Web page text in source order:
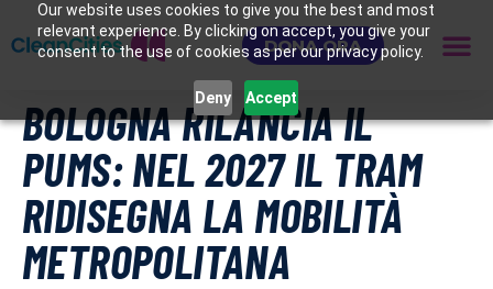
Our website uses cookies to give you the best and most
relevant experience. By clicking on accept, you give your
consent to the use of cookies as per our privacy policy.
Deny Accept
DONA ORA
BOLOGNA RILANCIA IL
PUMS: NEL 2027 IL TRAM
RIDISEGNA LA MOBILITÀ
METROPOLITANA